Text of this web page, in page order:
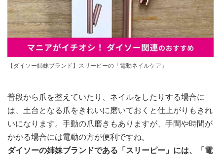
【ダイソー姉妹ブランド】スリーピーの「電動ネイルケア」
普段から爪を整えていたり、ネイルをしたりする場合に
は、土台となる爪をきれいに磨いておくと仕上がりもきれ
いになります。手動の爪磨きもありますが、手間や時間が
かかる場合には電動の方が便利ですね。
ダイソーの姉妹ブランドである「スリーピー」には、「電